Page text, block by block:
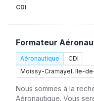
CDI
Formateur
Aéronautique
CDI
Moissy-Cramayel, Ile-
Nous sommes à la
Aéronautique. Vous